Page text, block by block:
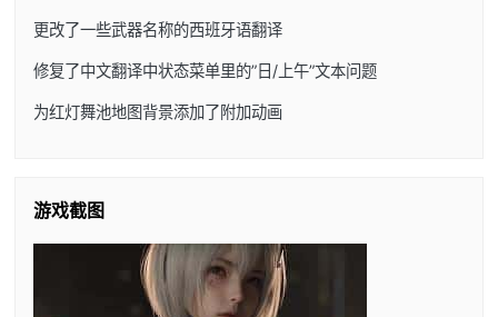
更改了一些武器名称的西班牙语翻译
修复了中文翻译中状态菜单里的”日/上午”文本问题
为红灯舞池地图背景添加了附加动画
游戏截图